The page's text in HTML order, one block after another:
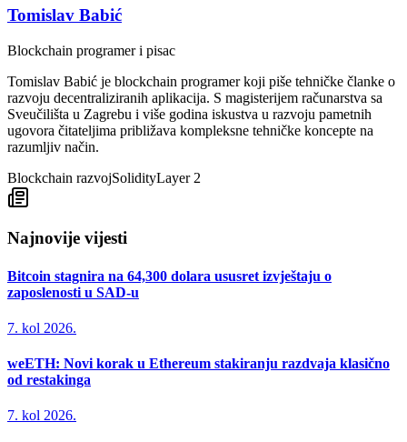
Tomislav Babić
Blockchain programer i pisac
Tomislav Babić je blockchain programer koji piše tehničke članke o
razvoju decentraliziranih aplikacija. S magisterijem računarstva sa
Sveučilišta u Zagrebu i više godina iskustva u razvoju pametnih
ugovora čitateljima približava kompleksne tehničke koncepte na
razumljiv način.
Blockchain razvojSolidityLayer 2
Najnovije vijesti
Bitcoin stagnira na 64,300 dolara ususret izvještaju o
zaposlenosti u SAD-u
7. kol 2026.
weETH: Novi korak u Ethereum stakiranju razdvaja klasično
od restakinga
7. kol 2026.